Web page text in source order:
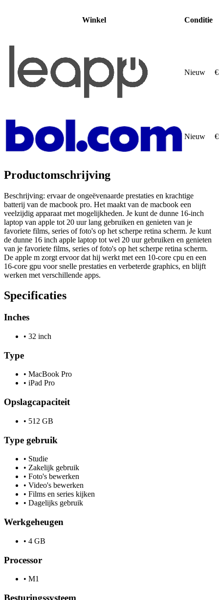
Winkel Conditie
Nieuw
Nieuw
Productomschrijving
Beschrijving: ervaar de ongeëvenaarde prestaties en krachtige
batterij van de macbook pro. Het maakt van de macbook een
veelzijdig apparaat met mogelijkheden. Je kunt de dunne 16-inch
laptop van apple tot 20 uur lang gebruiken en genieten van je
favoriete films, series of foto's op het scherpe retina scherm. Je kunt
de dunne 16 inch apple laptop tot wel 20 uur gebruiken en genieten
van je favoriete films, series of foto's op het scherpe retina scherm.
De apple m zorgt ervoor dat hij werkt met een 10-core cpu en een
16-core gpu voor snelle prestaties en verbeterde graphics, en blijft
werken met verschillende apps.
Specificaties
Inches
• 32 inch
Type
• MacBook Pro
• iPad Pro
Opslagcapaciteit
• 512 GB
Type gebruik
• Studie
• Zakelijk gebruik
• Foto's bewerken
• Video's bewerken
• Films en series kijken
• Dagelijks gebruik
Werkgeheugen
• 4 GB
Processor
• M1
Besturingssysteem